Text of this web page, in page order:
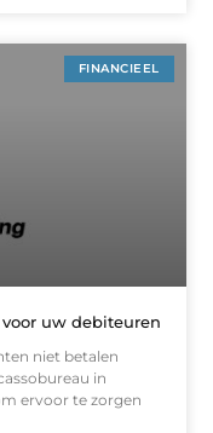
FINANCIEEL
uw debiteuren
niet betalen
in
ervoor te zorgen